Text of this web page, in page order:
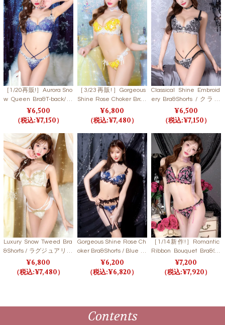
［1/20再販!］Aurora Sno
w Queen Bra&T-back/ S
NOW CRYSTAL オーロラ
スノークイーンブラ＆T
バック/ スノークリスタ
ル 【LB5500】
6,500
7,150
［3/23再販!］Gorgeous
Shine Rose Choker Bra&
Shorts /Yellow ゴージャ
スシャインローズチョー
カーブラ＆ショーツ / イ
エロー
6,800
7,480
Classical Shine Embroid
ery Bra&Shorts / クラシ
カルシャインエンブロイ
ダリーブラ＆ショーツ
【LB5500】
6,500
7,150
Luxury Snow Tweed Bra
&Shorts / ラグジュアリー
スノーツイードブラ＆シ
ョーツ 【LB5500】
6,800
7,480
Gorgeous Shine Rose Ch
oker Bra&Shorts / Blue ゴ
ージャスシャインローズ
チョーカーブラ＆ショー
ツ / ブルー【LB5500】
6,200
6,820
［1/14新作!］Romantic
Ribbon Bouquet Bra&Sh
orts/ ロマンティックリボ
ンブーケブラ＆ショーツ
【LB5500】
7,200
7,920
Contents